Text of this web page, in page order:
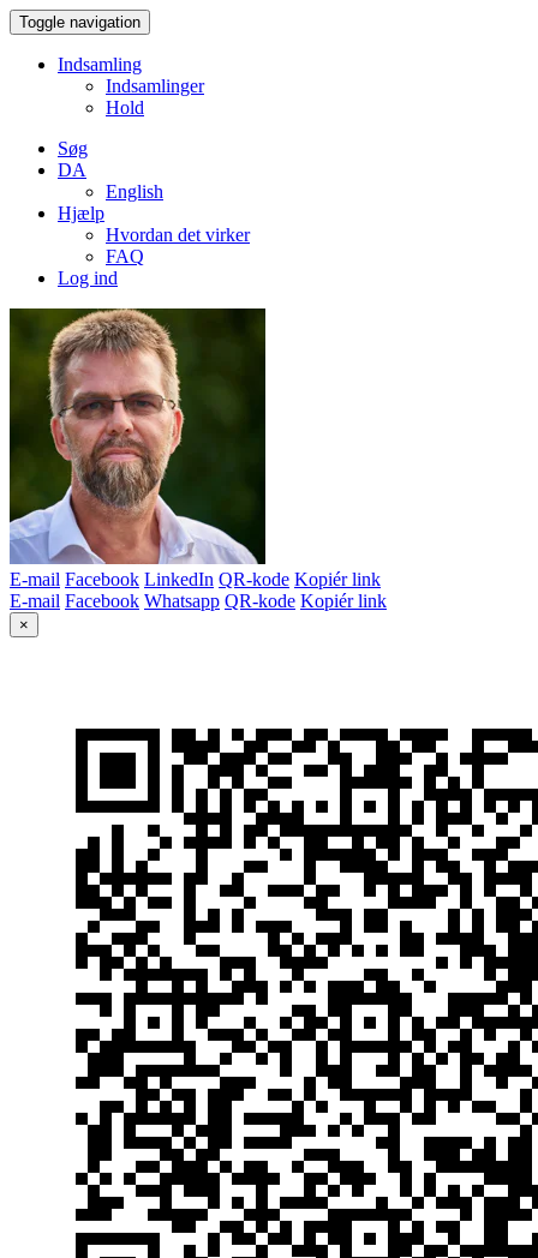
Toggle navigation
Indsamling
Indsamlinger
Hold
Søg
DA
English
Hjælp
Hvordan det virker
FAQ
Log ind
E-mail Facebook LinkedIn QR-kode Kopiér link
E-mail Facebook Whatsapp QR-kode Kopiér link
×